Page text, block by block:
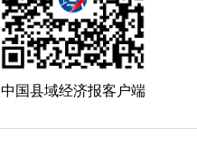
中国县域经济报客户端